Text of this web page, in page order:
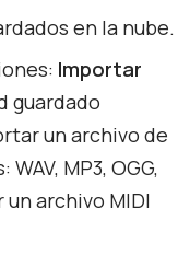
en la nube.
Importar
guardado
un archivo de
MP3, OGG,
archivo MIDI